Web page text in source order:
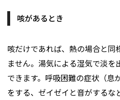
咳があるとき
咳だけであれば、熱の場合と同
ません。湯気による湿気で淡
できます。呼吸困難の症状（息
をする、ゼイゼイと音がするな